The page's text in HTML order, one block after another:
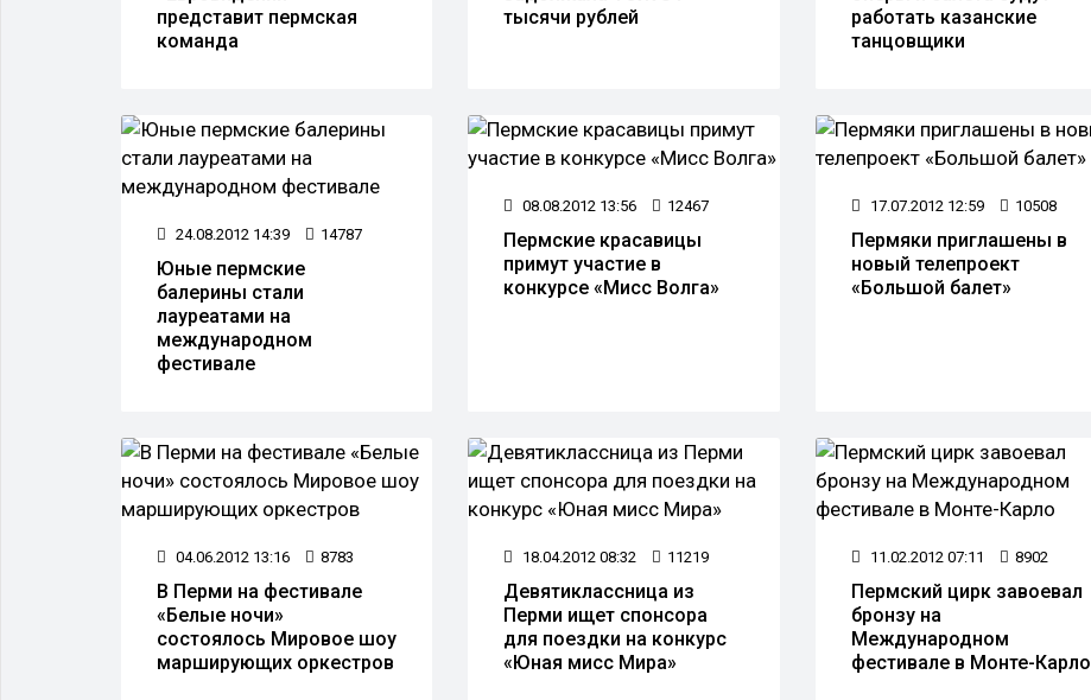
представит пермская
команда
тысячи рублей
работать казанские
танцовщики
24.08.2012 14:39 14787
Юные пермские
балерины стали
лауреатами на
международном
фестивале
08.08.2012 13:56 12467
Пермские красавицы
примут участие в
конкурсе «Мисс Волга»
17.07.2012 12:59 10508
Пермяки приглашены в
новый телепроект
«Большой балет»
04.06.2012 13:16 8783
В Перми на фестивале
«Белые ночи»
состоялось Мировое шоу
марширующих оркестров
18.04.2012 08:32 11219
Девятиклассница из
Перми ищет спонсора
для поездки на конкурс
«Юная мисс Мира»
11.02.2012 07:11 8902
Пермский цирк завоевал
бронзу на
Международном
фестивале в Монте-Карло